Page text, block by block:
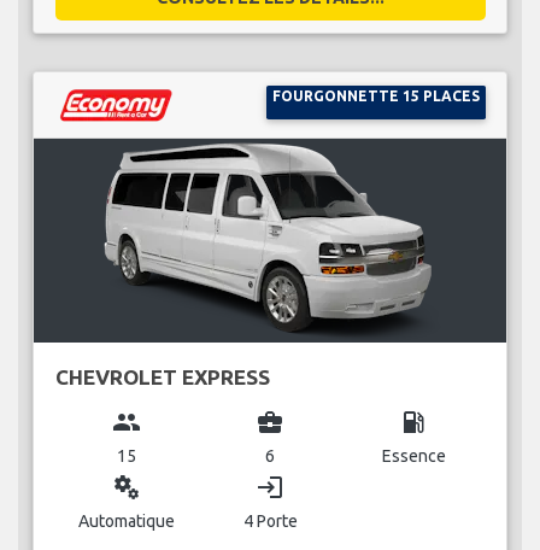
FOURGONNETTE 15 PLACES
CHEVROLET EXPRESS
group
15
business_center
6
local_gas_station
Essence
miscellaneous_services
Automatique
login
4 Porte